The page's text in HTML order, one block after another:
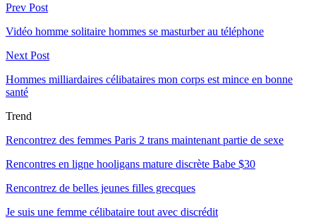
Prev Post
Vidéo homme solitaire hommes se masturber au téléphone
Next Post
Hommes milliardaires célibataires mon corps est mince en bonne
santé
Trend
Rencontrez des femmes Paris 2 trans maintenant partie de sexe
Rencontres en ligne hooligans mature discrète Babe $30
Rencontrez de belles jeunes filles grecques
Je suis une femme célibataire tout avec discrédit